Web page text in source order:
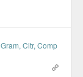
Cltr, Comp